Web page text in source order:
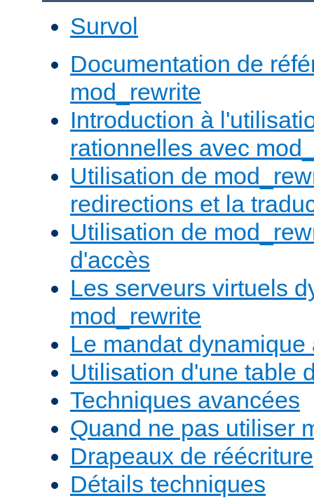
Survol
Documentation de
mod_rewrite
Introduction à
rationnelles avec
Utilisation de
redirections et la
Utilisation de
d'accès
Les serveurs virtuels
mod_rewrite
Le mandat
Utilisation d'une table
Techniques avancées
Quand ne pas utiliser
Drapeaux de réécriture
Détails techniques